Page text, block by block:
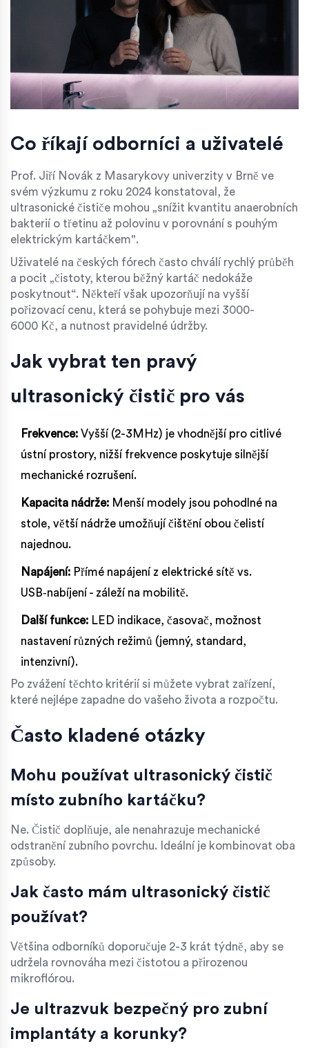
Co říkají odborníci a uživatelé
Prof. Jiří Novák z Masarykovy univerzity v Brně ve
svém výzkumu z roku 2024 konstatoval, že
ultrasonické čističe mohou „snížit kvantitu anaerobních
bakterií o třetinu až polovinu v porovnání s pouhým
elektrickým kartáčkem".
Uživatelé na českých fórech často chválí rychlý průběh
a pocit „čistoty, kterou běžný kartáč nedokáže
poskytnout“. Někteří však upozorňují na vyšší
pořizovací cenu, která se pohybuje mezi 3000-
6000 Kč, a nutnost pravidelné údržby.
Jak vybrat ten pravý
ultrasonický čistič pro vás
Frekvence: Vyšší (2-3MHz) je vhodnější pro citlivé
ústní prostory, nižší frekvence poskytuje silnější
mechanické rozrušení.
Kapacita nádrže: Menší modely jsou pohodlné na
stole, větší nádrže umožňují čištění obou čelistí
najednou.
Napájení: Přímé napájení z elektrické sítě vs.
USB‑nabíjení - záleží na mobilitě.
Další funkce: LED indikace, časovač, možnost
nastavení různých režimů (jemný, standard,
intenzivní).
Po zvážení těchto kritérií si můžete vybrat zařízení,
které nejlépe zapadne do vašeho života a rozpočtu.
Často kladené otázky
Mohu používat ultrasonický čistič
místo zubního kartáčku?
Ne. Čistič doplňuje, ale nenahrazuje mechanické
odstranění zubního povrchu. Ideální je kombinovat oba
způsoby.
Jak často mám ultrasonický čistič
používat?
Většina odborníků doporučuje 2-3 krát týdně, aby se
udržela rovnováha mezi čistotou a přirozenou
mikroflórou.
Je ultrazvuk bezpečný pro zubní
implantáty a korunky?